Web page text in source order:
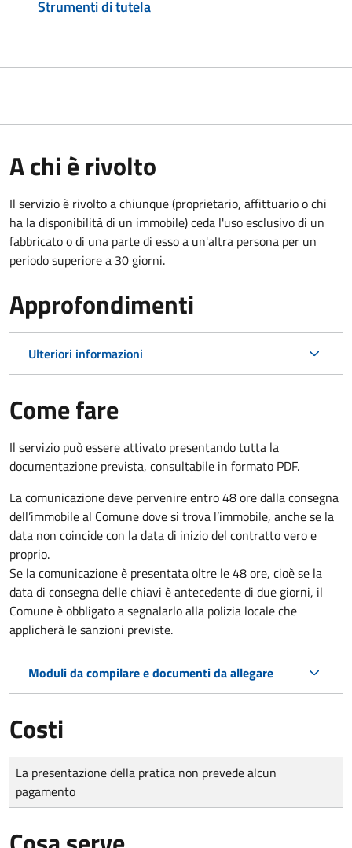
Strumenti di tutela
A chi è rivolto
Il servizio è rivolto a chiunque (proprietario, affittuario o chi
ha la disponibilità di un immobile) ceda l'uso esclusivo di un
fabbricato o di una parte di esso a un'altra persona per un
periodo superiore a 30 giorni.
Approfondimenti
Ulteriori informazioni
Come fare
Il servizio può essere attivato presentando tutta la
documentazione prevista, consultabile in formato PDF.
La comunicazione deve pervenireentro 48 oredalla consegna
dell’immobile al Comune dove si trova l’immobile, anche se la
data non coincide con la data di inizio del contratto vero e
proprio.
Se la comunicazione è presentata oltre le 48 ore, cioè se la
data di consegna delle chiavi è antecedente di due giorni, il
Comune è obbligato a segnalarlo alla polizia locale che
applicherà le sanzioni previste.
Moduli da compilare e documenti da allegare
Costi
Tipo di pagamento
Importo
La presentazione della pratica non prevede alcun
pagamento